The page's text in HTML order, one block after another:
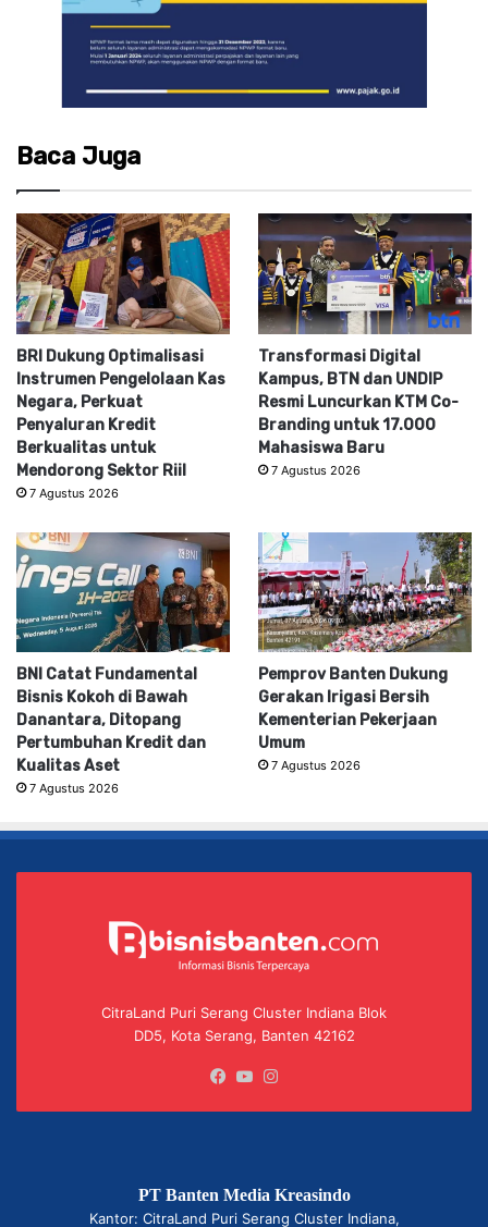
Baca Juga
BRI Dukung Optimalisasi
Instrumen Pengelolaan Kas
Negara, Perkuat
Penyaluran Kredit
Berkualitas untuk
Mendorong Sektor Riil
7 Agustus 2026
Transformasi Digital
Kampus, BTN dan UNDIP
Resmi Luncurkan KTM Co-
Branding untuk 17.000
Mahasiswa Baru
7 Agustus 2026
BNI Catat Fundamental
Bisnis Kokoh di Bawah
Danantara, Ditopang
Pertumbuhan Kredit dan
Kualitas Aset
7 Agustus 2026
Pemprov Banten Dukung
Gerakan Irigasi Bersih
Kementerian Pekerjaan
Umum
7 Agustus 2026
CitraLand Puri Serang Cluster Indiana Blok
DD5, Kota Serang, Banten 42162
Facebook
YouTube
PT Banten Media Kreasindo
Kantor: CitraLand Puri Serang Cluster Indiana,